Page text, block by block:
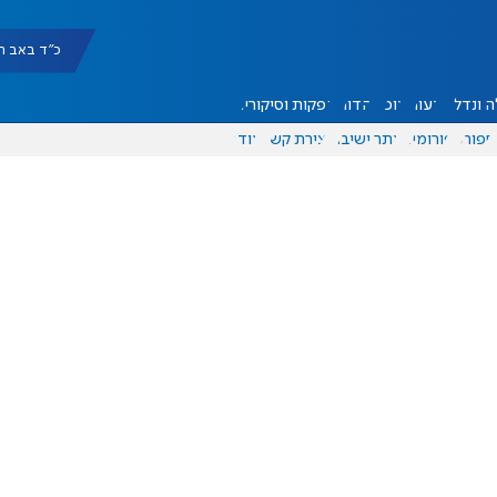
כ"ד באב תשפ"ו
ונדל"ן דעות אוכל יהדות הפקות וסיקורים
ספורט פורומים אתר ישיבה יצירת קשר עוד